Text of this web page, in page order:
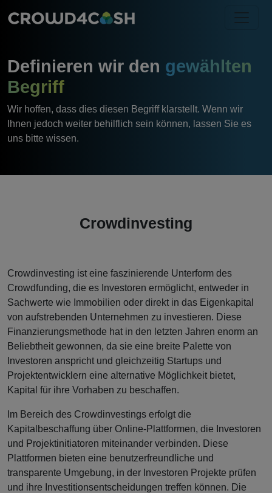
Definieren wir den gewählten
Begriff
Wir hoffen, dass dies diesen Begriff klarstellt. Wenn wir
Ihnen jedoch weiter behilflich sein können, lassen Sie es
uns bitte wissen.
Crowdinvesting
Crowdinvesting ist eine faszinierende Unterform des
Crowdfunding, die es Investoren ermöglicht, entweder in
Sachwerte wie Immobilien oder direkt in das Eigenkapital
von aufstrebenden Unternehmen zu investieren. Diese
Finanzierungsmethode hat in den letzten Jahren enorm an
Beliebtheit gewonnen, da sie eine breite Palette von
Investoren anspricht und gleichzeitig Startups und
Projektentwicklern eine alternative Möglichkeit bietet,
Kapital für ihre Vorhaben zu beschaffen.
Im Bereich des Crowdinvestings erfolgt die
Kapitalbeschaffung über Online-Plattformen, die Investoren
und Projektinitiatoren miteinander verbinden. Diese
Plattformen bieten eine benutzerfreundliche und
transparente Umgebung, in der Investoren Projekte prüfen
und ihre Investitionsentscheidungen treffen können. Die